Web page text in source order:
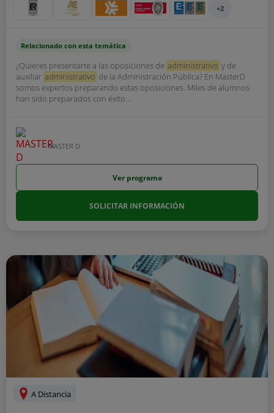
+2
Relacionado con esta temática
¿Quieres presentarte a las oposiciones de administrativo y de
auxiliar administrativo de la Administración Pública? En MasterD
somos expertos preparando estas oposiciones. Miles de alumnos
han sido preparados con éxito...
MASTER D
Ver programa
SOLICITAR INFORMACIÓN
A Distancia